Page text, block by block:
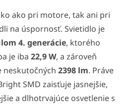
ako pri motore, tak ani pri
na úspornosť. Svietidlo je
4. generácie, ktorého
je iba 22,9 W, a zároveň
neskutočných 2398 lm. Práve
SMD zaisťuje jasnejšie,
a dlhotrvajúce osvetlenie s